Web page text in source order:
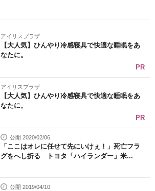
アイリスプラザ
【大人気】ひんやり冷感寝具で快適な睡眠をあ
なたに。
PR
アイリスプラザ
【大人気】ひんやり冷感寝具で快適な睡眠をあ
なたに。
PR
公開 2020/02/06
「ここはオレに任せて先にいけぇ！」死亡フラ
グをへし折る トヨタ「ハイランダー」米...
公開 2019/04/10